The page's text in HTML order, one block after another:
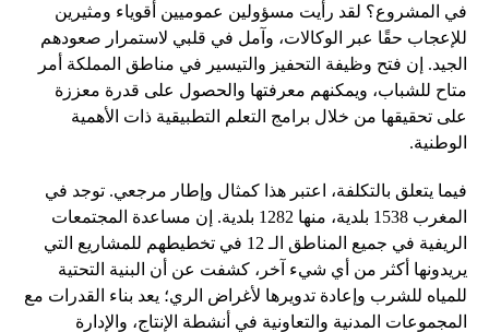
في المشروع؟ لقد رأيت مسؤولين عموميين أقوياء ومثيرين
للإعجاب حقًا عبر الوكالات، وآمل في قلبي لاستمرار صعودهم
الجيد. إن فتح وظيفة التحفيز والتيسير في مناطق المملكة أمر
متاح للشباب، ويمكنهم معرفتها والحصول على قدرة معززة
على تحقيقها من خلال برامج التعلم التطبيقية ذات الأهمية
الوطنية.
فيما يتعلق بالتكلفة، اعتبر هذا كمثال وإطار مرجعي. توجد في
المغرب 1538 بلدية، منها 1282 بلدية. إن مساعدة المجتمعات
الريفية في جميع المناطق الـ 12 في تخطيطهم للمشاريع التي
يريدونها أكثر من أي شيء آخر، كشفت عن أن البنية التحتية
للمياه للشرب وإعادة تدويرها لأغراض الري؛ يعد بناء القدرات مع
المجموعات المدنية والتعاونية في أنشطة الإنتاج، والإدارة